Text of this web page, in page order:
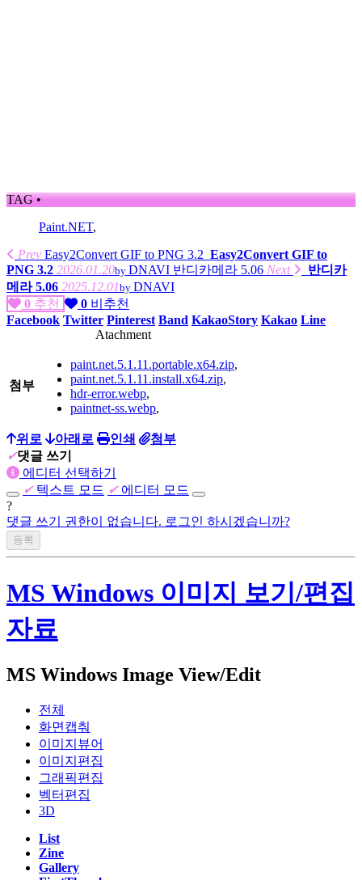
TAG •
Paint.NET,
Prev Easy2Convert GIF to PNG 3.2 Easy2Convert GIF to
PNG 3.2 2026.01.20by DNAVI 반디카메라 5.06 Next
반디카
메라 5.06 2025.12.01by DNAVI
0 추천 0 비추천
Facebook Twitter Pinterest Band KakaoStory Kakao Line
Atachment
첨부
paint.net.5.1.11.portable.x64.zip,
paint.net.5.1.11.install.x64.zip,
hdr-error.webp,
paintnet-ss.webp,
위로 아래로 인쇄
첨부
✔댓글 쓰기
에디터 선택하기
✔ 텍스트 모드 ✔ 에디터 모드
?
댓글 쓰기 권한이 없습니다. 로그인 하시겠습니까?
MS Windows 이미지 보기/편집
자료
MS Windows Image View/Edit
전체
화면캡춰
이미지뷰어
이미지편집
그래픽편집
벡터편집
3D
List
Zine
Gallery